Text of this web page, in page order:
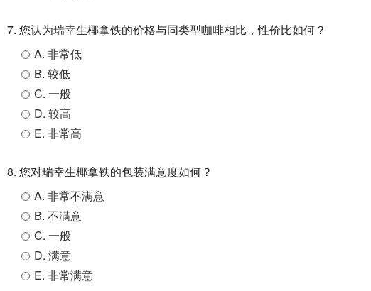
7. 您认为瑞幸生椰拿铁的价格与同类型咖啡相比，性价比如何？
A. 非常低
B. 较低
C. 一般
D. 较高
E. 非常高
8. 您对瑞幸生椰拿铁的包装满意度如何？
A. 非常不满意
B. 不满意
C. 一般
D. 满意
E. 非常满意